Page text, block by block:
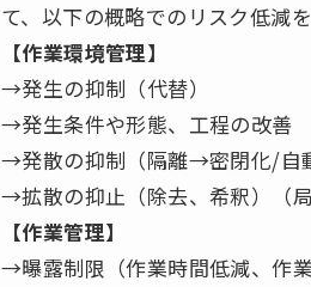
て、以下の概略でのリスク低減
【作業環境管理】
→発生の抑制（代替）
→発生条件や形態、工程の改善
→発散の抑制（隔離→密閉化/自
→拡散の抑止（除去、希釈）（
【作業管理】
→曝露制限（作業時間低減、作